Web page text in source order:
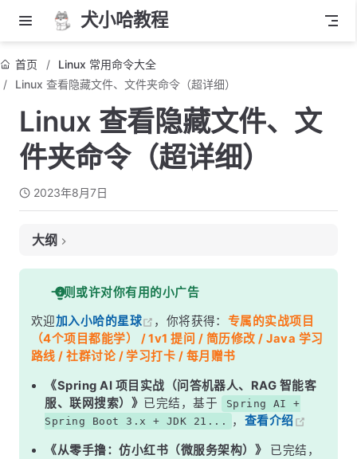
犬小哈教程
首页
Linux 常用命令大全
Linux 查看隐藏文件、文件夹命令（超详细）
Linux 查看隐藏文件、文
件夹命令（超详细）
2023年8月7日
大纲
1. 使用 ls 命令查看可见文件
2. 使用 ls 命令显示隐藏文件和文件夹
注意事项：
一则或许对你有用的小广告
欢迎加入小哈的星球 ，你将获得： 专属的实战项目
（4个项目都能学） / 1v1 提问 / 简历修改 / Java 学习
路线 / 社群讨论 / 学习打卡 / 每月赠书
《Spring AI 项目实战（问答机器人、RAG 智能客
服、联网搜索）》 已完结，基于
Spring AI +
Spring Boot 3.x + JDK 21...
， 查看介绍
《从零手撸：仿小红书（微服务架构）》
已完结，